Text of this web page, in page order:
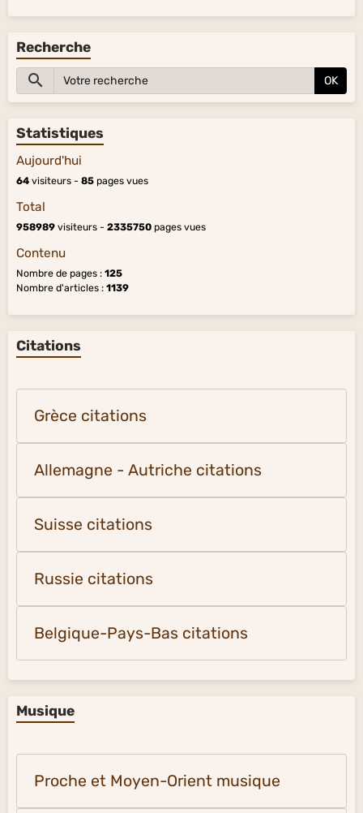
Recherche
OK
Statistiques
Aujourd'hui
64 visiteurs - 85 pages vues
Total
958989 visiteurs - 2335750 pages vues
Contenu
Nombre de pages : 125
Nombre d'articles : 1139
Citations
Grèce citations
Allemagne - Autriche citations
Suisse citations
Russie citations
Belgique-Pays-Bas citations
Musique
Proche et Moyen-Orient musique